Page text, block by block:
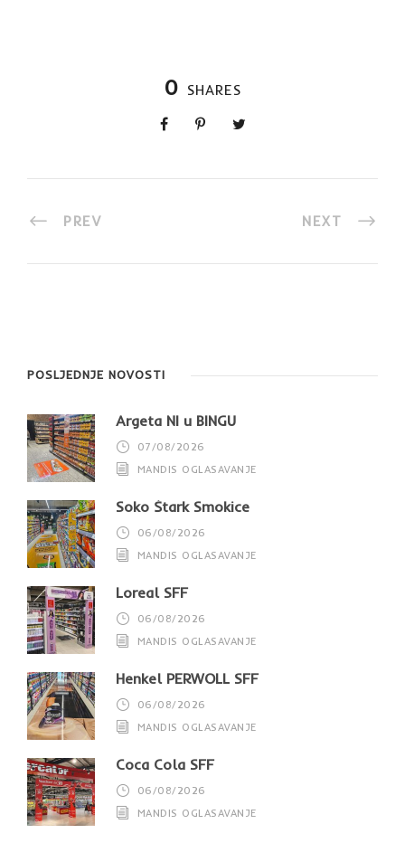
0 SHARES
PREV NEXT
POSLJEDNJE NOVOSTI
Argeta NI u BINGU
07/08/2026
MANDIS OGLASAVANJE
Soko Štark Smokice
06/08/2026
MANDIS OGLASAVANJE
Loreal SFF
06/08/2026
MANDIS OGLASAVANJE
Henkel PERWOLL SFF
06/08/2026
MANDIS OGLASAVANJE
Coca Cola SFF
06/08/2026
MANDIS OGLASAVANJE